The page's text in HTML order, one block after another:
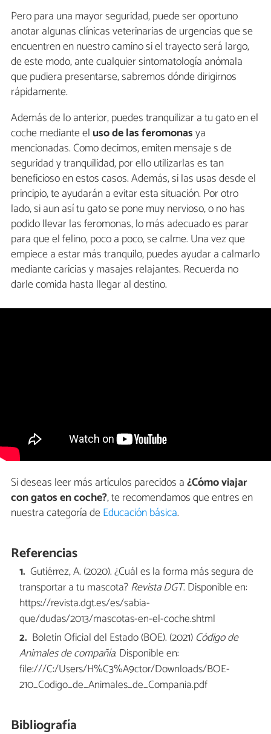
Pero para una mayor seguridad, puede ser oportuno
anotar algunas clínicas veterinarias de urgencias que se
encuentren en nuestro camino si el trayecto será largo,
de este modo, ante cualquier sintomatología anómala
que pudiera presentarse, sabremos dónde dirigirnos
rápidamente.
Además de lo anterior, puedes tranquilizar a tu gato en el
coche mediante el uso de las feromonasya
mencionadas. Como decimos, emiten mensaje s de
seguridad y tranquilidad, por ello utilizarlas es tan
beneficioso en estos casos. Además, si las usas desde el
principio, te ayudarán a evitar esta situación. Por otro
lado, si aun así tu gato se pone muy nervioso, o no has
podido llevar las feromonas, lo más adecuado es parar
para que el felino, poco a poco, se calme. Una vez que
empiece a estar más tranquilo, puedes ayudar a calmarlo
mediante caricias y masajes relajantes. Recuerda no
darle comida hasta llegar al destino.
Si deseas leer más artículos parecidos a¿Cómo viajar
con gatos en coche?, te recomendamos que entres en
nuestra categoría deEducación básica.
Referencias
Gutiérrez, A. (2020). ¿Cuál es la forma más segura de
transportar a tu mascota?Revista DGT. Disponible en:
https://revista.dgt.es/es/sabia-
que/dudas/2013/mascotas-en-el-coche.shtml
Boletín Oficial del Estado (BOE). (2021) Código de
Animales de compañía. Disponible en:
file:///C:/Users/H%C3%A9ctor/Downloads/BOE-
210_Codigo_de_Animales_de_Compania.pdf
Bibliografía